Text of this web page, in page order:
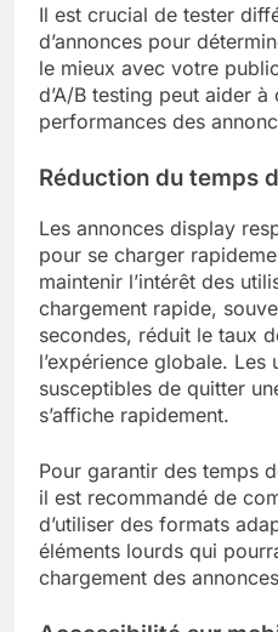
Il est crucial de tester
d’annonces pour
le mieux avec votre
d’A/B testing peut aider
performances des
Réduction du temps
Les annonces display
pour se charger
maintenir l’intérêt des
chargement rapide,
secondes, réduit le taux
l’expérience globale. Les
susceptibles de quitter
s’affiche rapidement.
Pour garantir des temps
il est recommandé de
d’utiliser des formats
éléments lourds qui
chargement des